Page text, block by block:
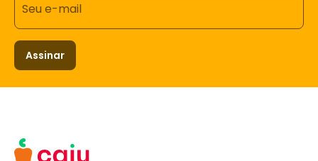
Seu e-mail
Assinar